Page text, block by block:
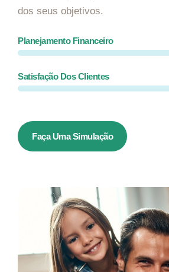
dos seus objetivos.
Planejamento Financeiro
Satisfação Dos Clientes
Faça Uma Simulação